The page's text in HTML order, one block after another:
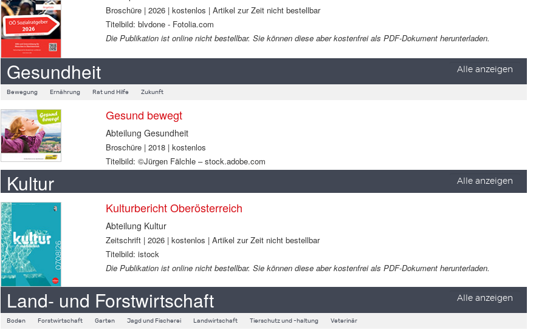
Broschüre | 2026 | kostenlos | Artikel zur Zeit nicht bestellbar
Titelbild: blvdone - Fotolia.com
Die Publikation ist online nicht bestellbar. Sie können diese aber kostenfrei als PDF-Dokument herunterladen.
Gesundheit Alle anzeigen
Bewegung Ernährung Rat und Hilfe Zukunft
Gesund bewegt
Abteilung Gesundheit
Broschüre | 2018 | kostenlos
Titelbild: ©Jürgen Fälchle – stock.adobe.com
Kultur Alle anzeigen
Kulturbericht Oberösterreich
Abteilung Kultur
Zeitschrift | 2026 | kostenlos | Artikel zur Zeit nicht bestellbar
Titelbild: istock
Die Publikation ist online nicht bestellbar. Sie können diese aber kostenfrei als PDF-Dokument herunterladen.
Land- und Forstwirtschaft Alle anzeigen
Boden Forstwirtschaft Garten Jagd und Fischerei Landwirtschaft Tierschutz und -haltung Veterinär